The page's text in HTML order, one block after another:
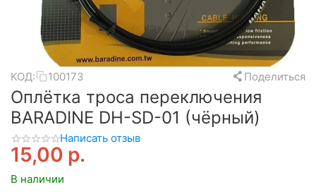
КОД: 100173 Поделиться
Оплётка троса переключения
BARADINE DH-SD-01 (чёрный)
Написать отзыв
15,00 р.
В наличии